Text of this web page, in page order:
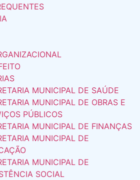
MUNICIPAL DE SAÚDE
MUNICIPAL DE OBRAS E
PÚBLICOS
MUNICIPAL DE FINANÇAS
MUNICIPAL DE
MUNICIPAL DE
SOCIAL